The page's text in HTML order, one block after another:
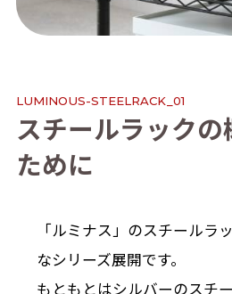
LUMINOUS-STEELRACK 01
スチールラ ックの
ために
「ルミナス」のスチールラ
なシリーズ展開です。
もともとはシルバーのスチ